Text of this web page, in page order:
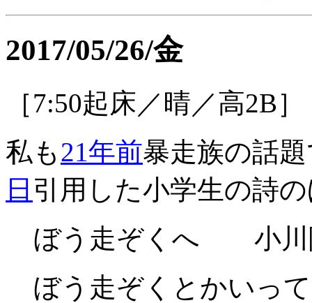
2017/05/26/金
［7:50起床／晴／高2B］
私も21年前暴走族の話
日 引用した小学生の詩
ぼう走ぞくへ 小川
ぼう走ぞくとかいって